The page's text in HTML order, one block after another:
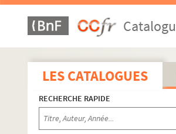
LES CATALOGUES
RECHERCHE RAPIDE
H-IMAR-12-30-103.
H-IMAR-12-30-104. Sainte
H-IMAR-12-30-105.
H-IMAR-12-31-106.
H-IMAR-12-32-107. Sainte
H-IMAR-12-32-108. Sainte